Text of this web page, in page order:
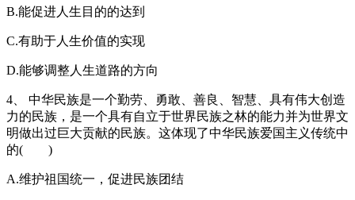
B.能促进人生目的的达到
C.有助于人生价值的实现
D.能够调整人生道路的方向
4、 中华民族是一个勤劳、勇敢、善良、智慧、具有伟大创造
力的民族，是一个具有自立于世界民族之林的能力并为世界文
明做出过巨大贡献的民族。这体现了中华民族爱国主义传统中
的( )
A.维护祖国统一，促进民族团结